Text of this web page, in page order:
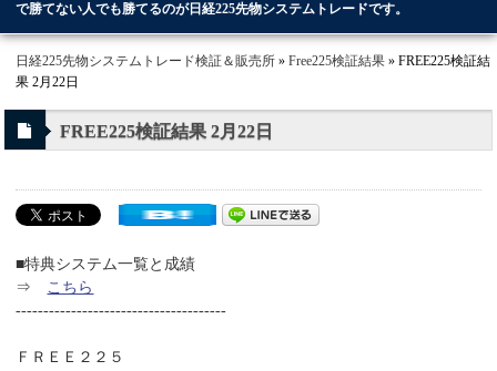
で勝てない人でも勝てるのが日経225先物システムトレードです。
日経225先物システムトレード検証＆販売所 »Free225検証結果 » FREE225検証結
果 2月22日
FREE225検証結果 2月22日
■特典システム一覧と成績
⇒ こちら
--------------------------------------
ＦＲＥＥ２２５